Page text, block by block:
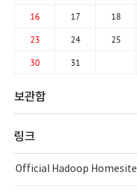
16 17 18
23 24 25
30 31
보관함
링크
Official Hadoop Homesite